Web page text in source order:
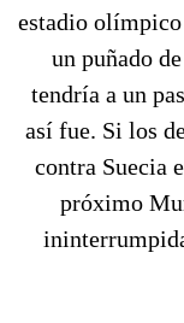
estadio olímpico
un puñado
tendría a un
así fue. Si los
contra Suecia
próximo